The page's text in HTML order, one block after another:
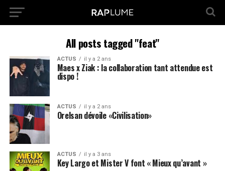
All posts tagged "feat"
ACTUS il y a 2 ans
Maes x Ziak : la collaboration tant attendue est
dispo !
ACTUS il y a 2 ans
Orelsan dévoile «Civilisation»
ACTUS il y a 3 ans
Key Largo et Mister V font « Mieux qu’avant »